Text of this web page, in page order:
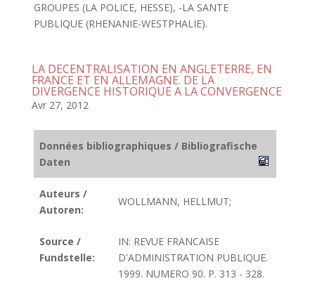
GROUPES (LA POLICE, HESSE), -LA SANTE
PUBLIQUE (RHENANIE-WESTPHALIE).
LA DECENTRALISATION EN ANGLETERRE, EN
FRANCE ET EN ALLEMAGNE. DE LA
DIVERGENCE HISTORIQUE A LA CONVERGENCE
Avr 27, 2012
Données bibliographiques / Bibliografische
Daten
Auteurs /
Autoren:
WOLLMANN, HELLMUT;
Source /
Fundstelle:
IN: REVUE FRANCAISE
D'ADMINISTRATION PUBLIQUE.
1999. NUMERO 90. P. 313 - 328.